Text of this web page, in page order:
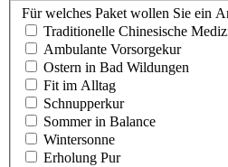
Für welches Paket wollen Sie ein
Traditionelle Chinesische
Ambulante Vorsorgekur
Ostern in Bad Wildungen
Fit im Alltag
Schnupperkur
Sommer in Balance
Wintersonne
Erholung Pur